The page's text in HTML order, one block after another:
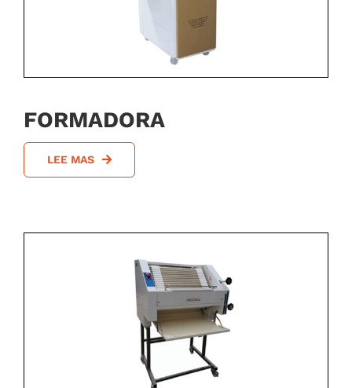
FORMADORA
LEE MAS